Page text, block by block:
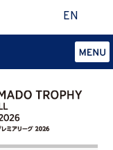
EN